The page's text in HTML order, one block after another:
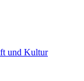
und Kultur